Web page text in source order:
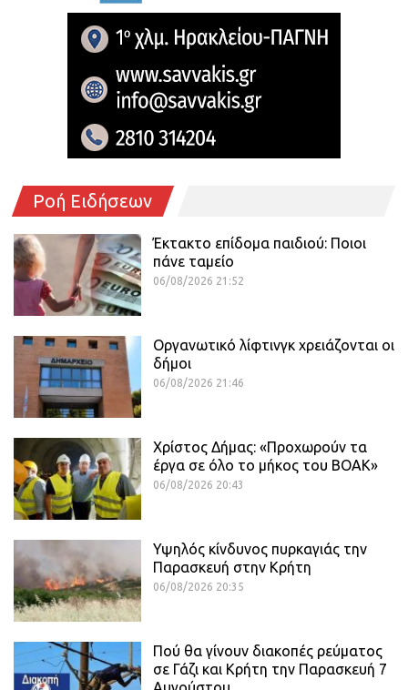
Ροή Ειδήσεων
Έκτακτο επίδομα παιδιού: Ποιοι
πάνε ταμείο
06/08/2026 21:52
Οργανωτικό λίφτινγκ χρειάζονται οι
δήμοι
06/08/2026 21:46
Χρίστος Δήμας: «Προχωρούν τα
έργα σε όλο το μήκος του ΒΟΑΚ»
06/08/2026 20:43
Υψηλός κίνδυνος πυρκαγιάς την
Παρασκευή στην Κρήτη
06/08/2026 20:35
Πού θα γίνουν διακοπές ρεύματος
σε Γάζι και Κρήτη την Παρασκευή 7